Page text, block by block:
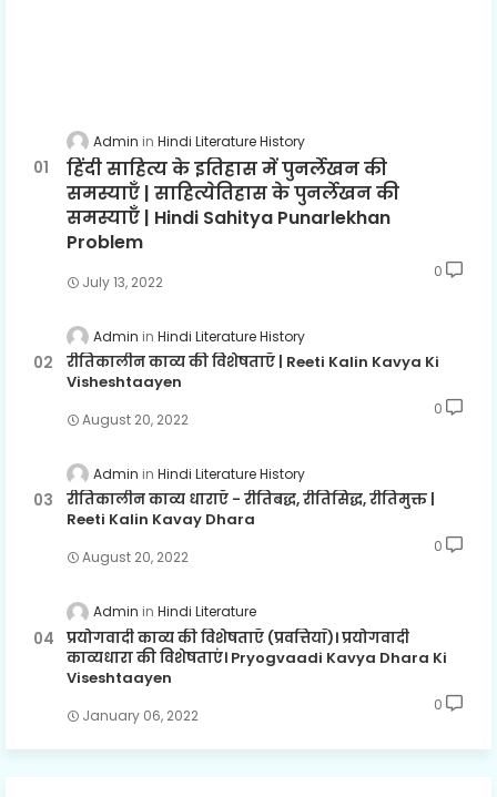
Admin Hindi Literature History
हिंदी साहित्य के इतिहास में पुनर्लेखन की
समस्याएँ | साहित्येतिहास के पुनर्लेखन की
समस्याएँ | Hindi Sahitya Punarlekhan
Problem
July 13, 2022
0
Admin Hindi Literature History
रीतिकालीन काव्य की विशेषताएँ | Reeti Kalin Kavya Ki
Visheshtaayen
August 20, 2022
0
Admin Hindi Literature History
रीतिकालीन काव्य धाराएँ - रीतिबद्ध, रीतिसिद्ध, रीतिमुक्त |
Reeti Kalin Kavay Dhara
August 20, 2022
0
Admin Hindi Literature
प्रयोगवादी काव्य की विशेषताएँ (प्रवत्तियाँ)। प्रयोगवादी
काव्यधारा की विशेषताएं। Pryogvaadi Kavya Dhara Ki
Viseshtaayen
January 06, 2022
0